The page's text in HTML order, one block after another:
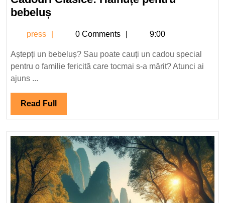
2025
bebelușCadouri
Hainuțe
pentru
bebeluș
press press0 Comments 9:00
Aștepți un bebeluș? Sau poate cauți un cadou special
pentru o familie fericită care tocmai s-a mărit? Atunci ai
ajuns ...
Read Full Read
Full